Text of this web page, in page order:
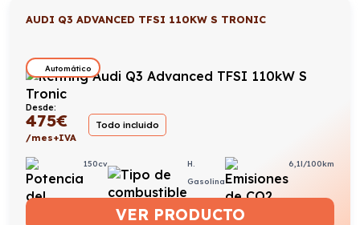
AUDI Q3 ADVANCED TFSI 110KW S TRONIC
Automático
Desde:
475€
/mes+IVA
Todo incluido
150cv
H.
Gasolina
6,1l/100km
VER PRODUCTO